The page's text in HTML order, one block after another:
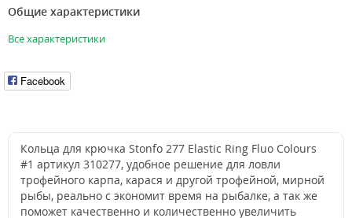
Общие характеристики
Все характеристики
Facebook
Кольца для крючка Stonfo 277 Elastic Ring Fluo Colours
#1 артикул 310277, удобное решение для ловли
трофейного карпа, карася и другой трофейной, мирной
рыбы, реально с экономит время на рыбалке, а так же
поможет качественно и количественно увеличить